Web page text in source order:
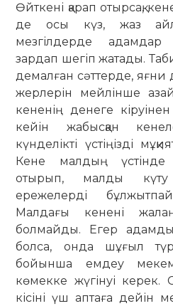
Өйткені қарап отырсақ,
де осы күз, жаз
мезгілдерде
зардап шегіп жатады.
де­малған сәттерде, яғни
жерлерін мейлінше
кененің денеге
кейін жабысқан
күнделікті үс­тіңізді
Кене малдың
отырып, малды күту
ережелерді
Малдағы кенені
болмайды. Егер
болса, онда шұғыл
бойынша емдеу
көмекке жүгінуі керек.
кісіні үш аптаға дейін